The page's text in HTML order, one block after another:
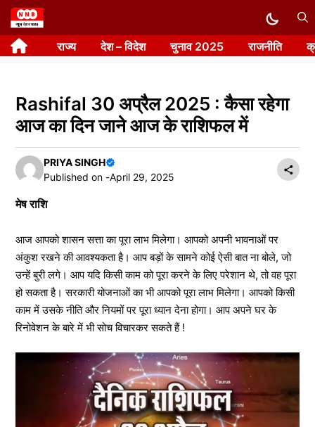
Skip
to
content राज्य देश – विदेश चुनाव 2025 राजनीति
Rashifal 30 अप्रैल 2025 : कैसा रहेगा
आज का दिन जाने आज के राशिफल में
PRIYA SINGH
Published on -April 29, 2025
मेष राशि
आज आपको शासन सत्ता का पूरा लाभ मिलेगा। आपको अपनी भावनाओं पर
अंकुश रखने की आवश्यकता है। आप बड़ों के सामने कोई ऐसी बात ना बोले, जो
उन्हें बुरी लगे। आप यदि किसी काम को पूरा करने के लिए परेशान थे, तो वह पूरा
हो सकता है। सरकारी योजनाओं का भी आपको पूरा लाभ मिलेगा। आपको किसी
काम में उसके नीति और नियमों पर पूरा ध्यान देना होगा। आप अपने घर के
रिनोवेशन के बारे में भी सोच विचारकर सकते हैं !